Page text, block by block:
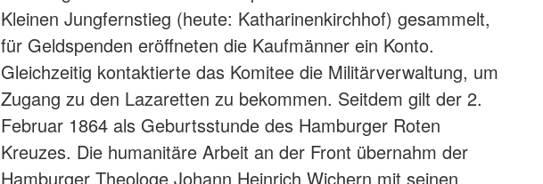
Kleinen Jungfernstieg (heute: Katharinenkirchhof) gesammelt,
für Geldspenden eröffneten die Kaufmänner ein Konto.
Gleichzeitig kontaktierte das Komitee die Militärverwaltung, um
Zugang zu den Lazaretten zu bekommen. Seitdem gilt der 2.
Februar 1864 als Geburtsstunde des Hamburger Roten
Kreuzes. Die humanitäre Arbeit an der Front übernahm der
Hamburger Theologe Johann Heinrich Wichern mit seinen